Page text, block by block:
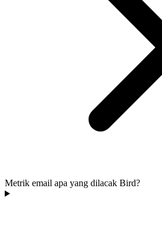
Metrik email apa yang dilacak Bird?